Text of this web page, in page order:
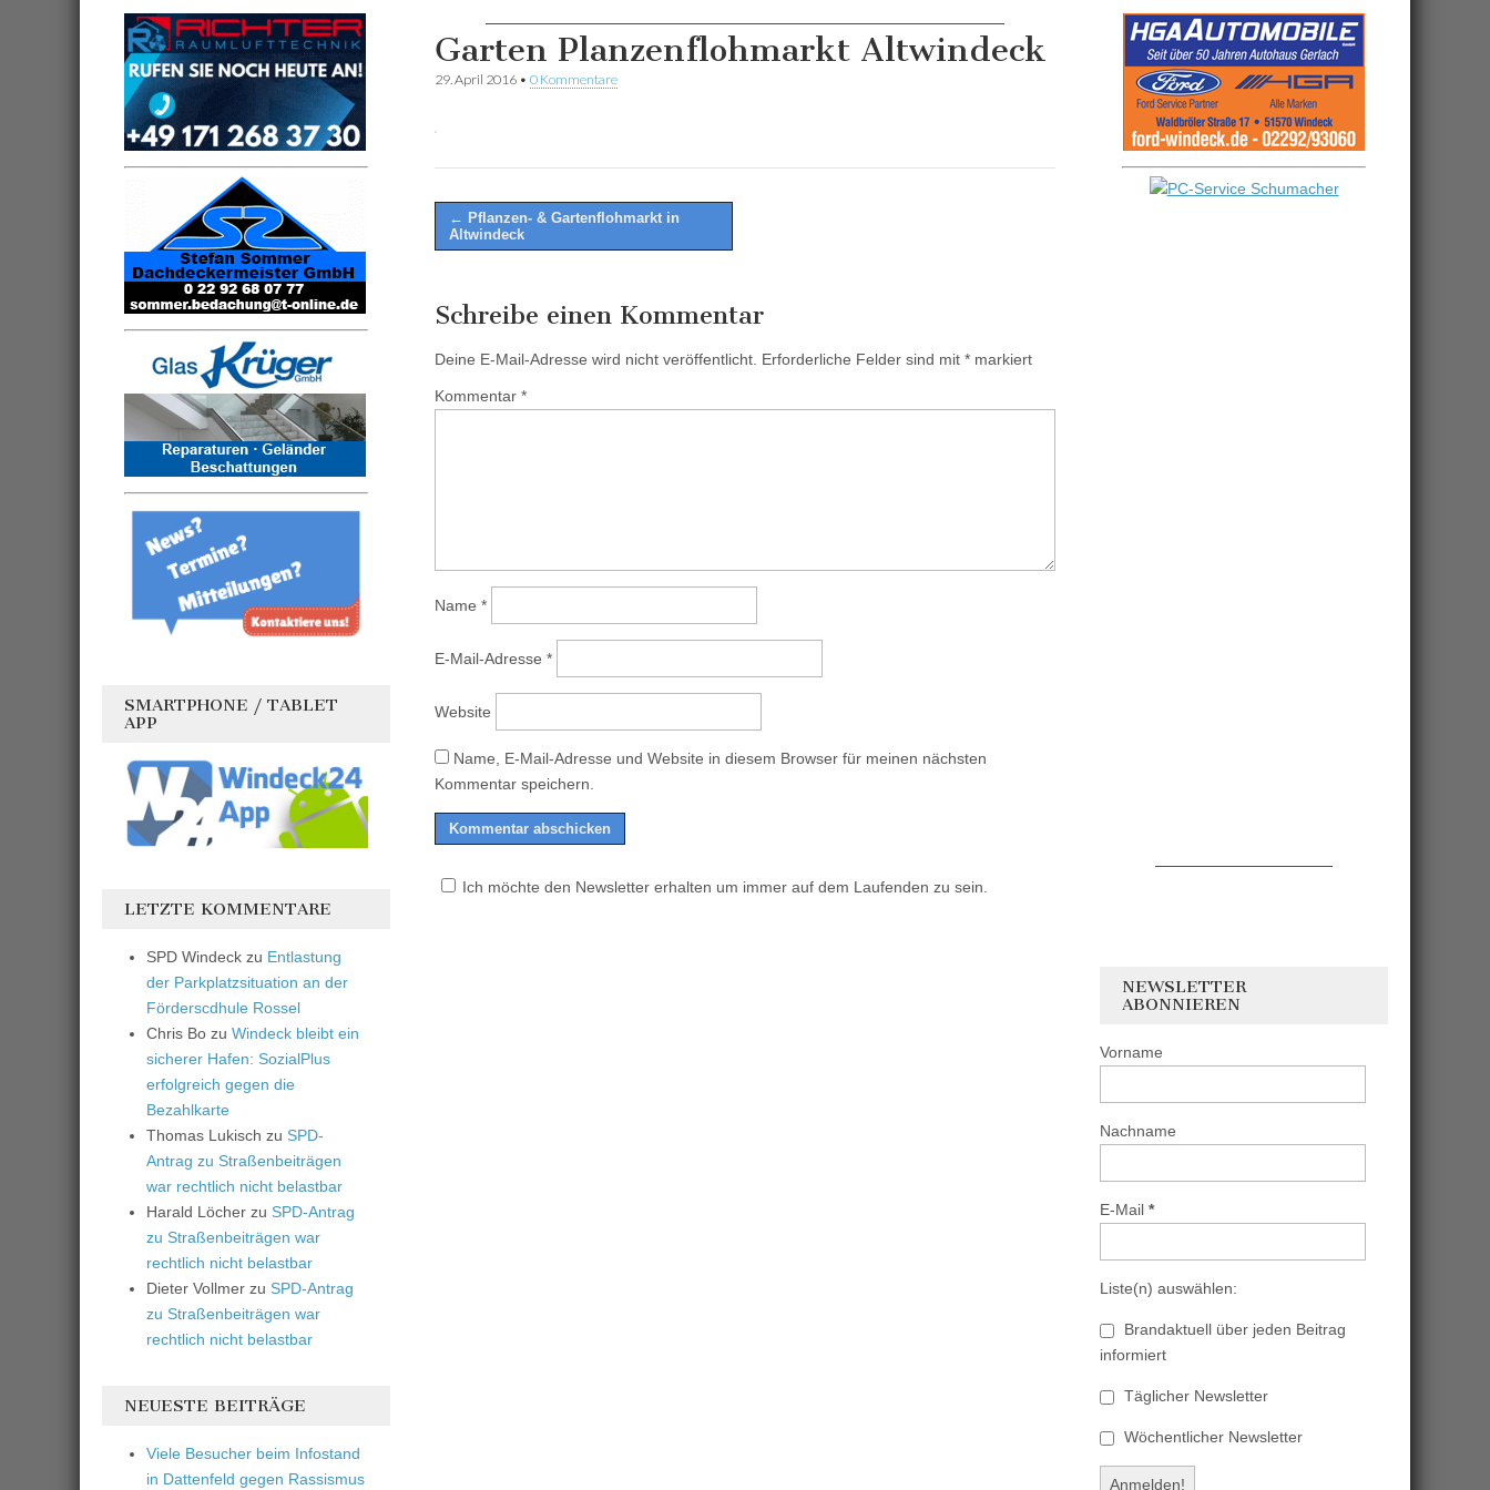
Garten Planzenflohmarkt Altwindeck
29. April 2016 • 0 Kommentare
Post
navigation
← Pflanzen- & Gartenflohmarkt in
Altwindeck
Schreibe einen Kommentar
Deine E-Mail-Adresse wird nicht veröffentlicht. Erforderliche Felder sind mit * markiert
Kommentar *
Name *
E-Mail-Adresse *
Website
Name, E-Mail-Adresse und Website in diesem Browser für meinen nächsten
Kommentar speichern.
Ich möchte den Newsletter erhalten um immer auf dem Laufenden zu sein.
SMARTPHONE / TABLET
APP
LETZTE KOMMENTARE
SPD Windeck zu Entlastung
der Parkplatzsituation an der
Förderscdhule Rossel
Chris Bo zu Windeck bleibt ein
sicherer Hafen: SozialPlus
erfolgreich gegen die
Bezahlkarte
Thomas Lukisch zu SPD-
Antrag zu Straßenbeiträgen
war rechtlich nicht belastbar
Harald Löcher zu SPD-Antrag
zu Straßenbeiträgen war
rechtlich nicht belastbar
Dieter Vollmer zu SPD-Antrag
zu Straßenbeiträgen war
rechtlich nicht belastbar
NEUESTE BEITRÄGE
Viele Besucher beim Infostand
in Dattenfeld gegen Rassismus
NEWSLETTER
ABONNIEREN
Vorname
Nachname
E-Mail *
Liste(n) auswählen:
Brandaktuell über jeden Beitrag
informiert
Täglicher Newsletter
Wöchentlicher Newsletter